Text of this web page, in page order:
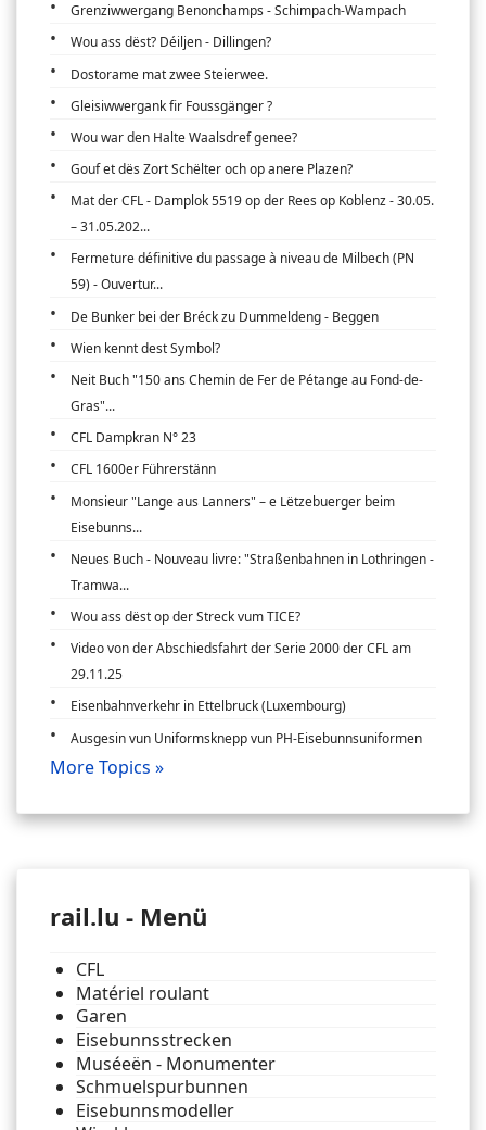
Grenziwwergang Benonchamps - Schimpach-Wampach
Wou ass dëst? Déiljen - Dillingen?
Dostorame mat zwee Steierwee.
Gleisiwwergank fir Foussgänger ?
Wou war den Halte Waalsdref genee?
Gouf et dës Zort Schëlter och op anere Plazen?
Mat der CFL - Damplok 5519 op der Rees op Koblenz - 30.05.
– 31.05.202...
Fermeture définitive du passage à niveau de Milbech (PN
59) - Ouvertur...
De Bunker bei der Bréck zu Dummeldeng - Beggen
Wien kennt dest Symbol?
Neit Buch "150 ans Chemin de Fer de Pétange au Fond-de-
Gras"...
CFL Dampkran N° 23
CFL 1600er Führerstänn
Monsieur "Lange aus Lanners" – e Lëtzebuerger beim
Eisebunns...
Neues Buch - Nouveau livre: "Straßenbahnen in Lothringen -
Tramwa...
Wou ass dëst op der Streck vum TICE?
Video von der Abschiedsfahrt der Serie 2000 der CFL am
29.11.25
Eisenbahnverkehr in Ettelbruck (Luxembourg)
Ausgesin vun Uniformsknepp vun PH-Eisebunnsuniformen
More Topics »
rail.lu - Menü
CFL
Matériel roulant
Garen
Eisebunnsstrecken
Muséeën - Monumenter
Schmuelspurbunnen
Eisebunnsmodeller